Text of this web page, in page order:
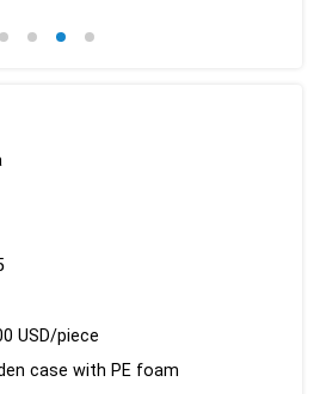
USD/piece
case with PE foam